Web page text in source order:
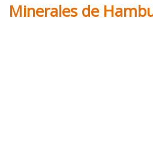
Minerales de